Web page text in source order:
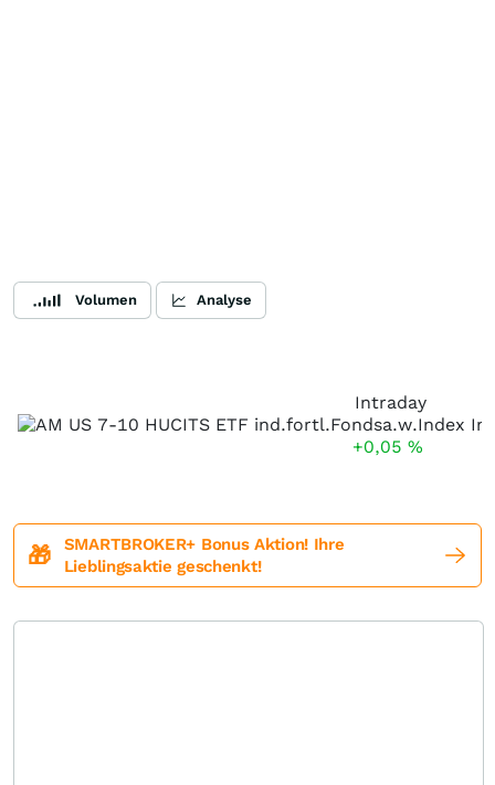
Volumen Analyse
Intraday
+0,05 %
🎁
SMARTBROKER+ Bonus Aktion! Ihre
Lieblingsaktie geschenkt!